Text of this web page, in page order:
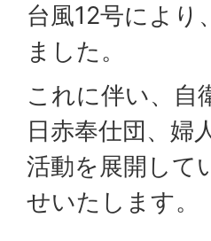
台風12号により
ました。
これに伴い、自
日赤奉仕団、婦
活動を展開して
せいたします。